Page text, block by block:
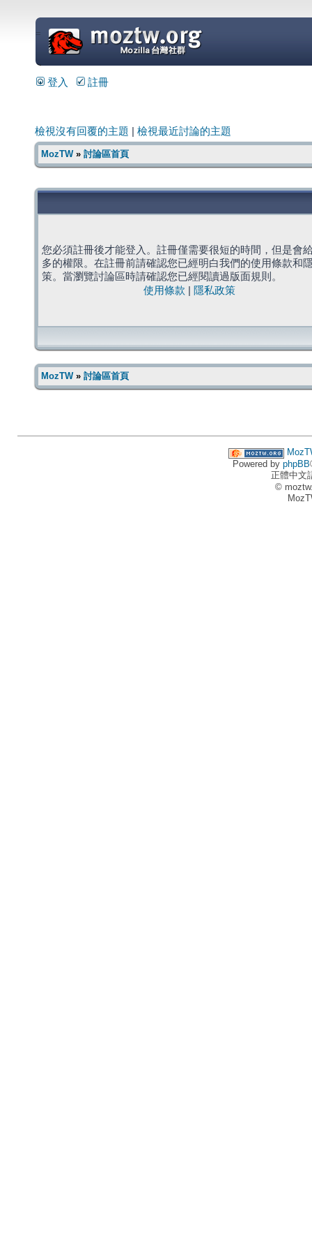
=
登入 註冊
檢視沒有回覆的主題 檢視最近討論的主題
MozTW» 討論區首頁
您必須註冊後才能登入。註冊僅需要很短的時間，但是會
多的權限。在註冊前請確認您已經明白我們的使用條款和
策。當瀏覽討論區時請確認您已經閱讀過版面規則。
使用條款
隱私政策
MozTW» 討論區首頁
Powered by phpBB
正體中文
©